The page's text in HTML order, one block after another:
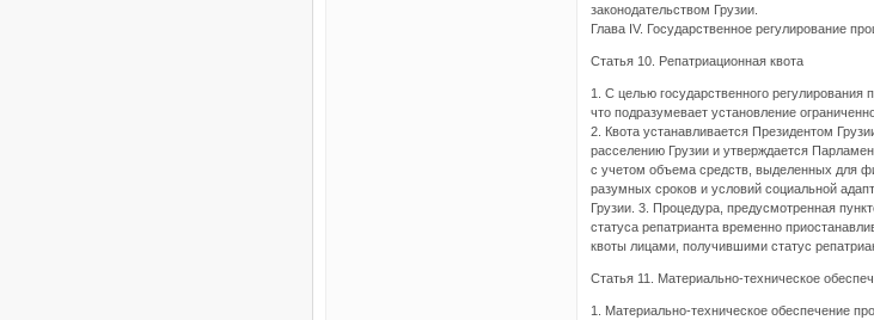
законодательством Грузии.
Глава IV. Государственное регулирование
Статья 10. Репатриационная квота
1. С целью государственного регулирования
что подразумевает установление
2. Квота устанавливается Президентом
расселению Грузии и утверждается
с учетом объема средств, выделенных для
разумных сроков и условий социальной
Грузии. 3. Процедура, предусмотренная
статуса репатрианта временно
квоты лицами, получившими статус
Статья 11. Материально-техническое
1. Материально-техническое обеспечение